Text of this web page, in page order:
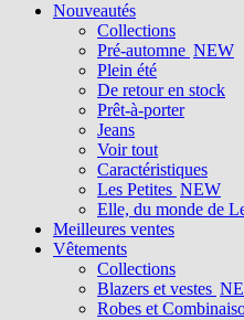
Nouveautés
Collections
Pré-automne NEW
Plein été
De retour en stock
Prêt-à-porter
Jeans
Voir tout
Caractéristiques
Les Petites NEW
Elle, du monde de
Meilleures ventes
Vêtements
Collections
Blazers et vestes
Robes et